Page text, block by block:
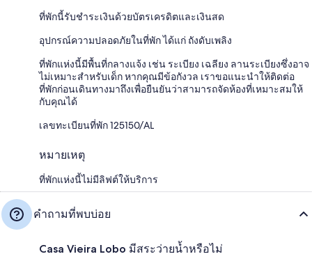
ที่พักนี้รับชำระเงินด้วยบัตรเครดิตและเงินสด
อุปกรณ์ความปลอดภัยในที่พัก ได้แก่ ถังดับเพลิง
ที่พักแห่งนี้มีพื้นที่กลางแจ้ง เช่น ระเบียง เฉลียง ลานระเบียงซึ่งอาจ
ไม่เหมาะสำหรับเด็ก หากคุณมีข้อกังวล เราขอแนะนำให้ติดต่อ
ที่พักก่อนเดินทางมาถึงเพื่อยืนยันว่าสามารถจัดห้องที่เหมาะสมให้
กับคุณได้
เลขทะเบียนที่พัก 125150/AL
หมายเหตุ
ที่พักแห่งนี้ไม่มีลิฟต์ให้บริการ
คำถามที่พบบ่อย
Casa Vieira Lobo มีสระว่ายน้ำหรือไม่